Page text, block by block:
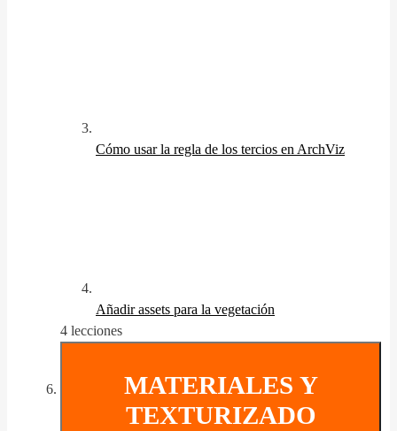
Cómo usar la regla de los tercios en ArchViz
Añadir assets para la vegetación
4 lecciones
MATERIALES Y
TEXTURIZADO